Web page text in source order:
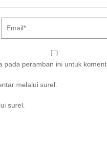
peramban ini untuk
melalui surel.
surel.